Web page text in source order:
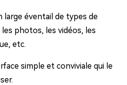
large éventail de types de
photos, les vidéos, les
etc.
simple et conviviale qui le